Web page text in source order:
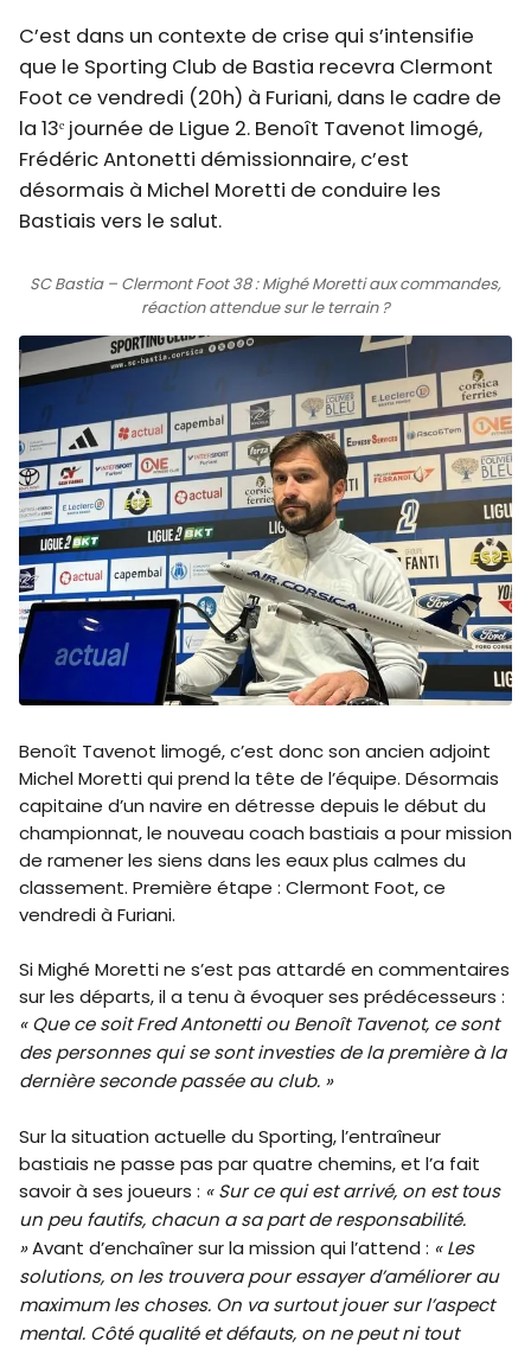
C’est dans un contexte de crise qui s’intensifie
que le Sporting Club de Bastia recevra Clermont
Foot ce vendredi (20h) à Furiani, dans le cadre de
la 13ᵉ journée de Ligue 2. Benoît Tavenot limogé,
Frédéric Antonetti démissionnaire, c’est
désormais à Michel Moretti de conduire les
Bastiais vers le salut.
SC Bastia – Clermont Foot 38 : Mighé Moretti aux commandes,
réaction attendue sur le terrain ?
Benoît Tavenot limogé, c’est donc son ancien adjoint
Michel Moretti qui prend la tête de l’équipe. Désormais
capitaine d’un navire en détresse depuis le début du
championnat, le nouveau coach bastiais a pour mission
de ramener les siens dans les eaux plus calmes du
classement. Première étape : Clermont Foot, ce
vendredi à Furiani.
Si Mighé Moretti ne s’est pas attardé en commentaires
sur les départs, il a tenu à évoquer ses prédécesseurs :
« Que ce soit Fred Antonetti ou Benoît Tavenot, ce sont
des personnes qui se sont investies de la première à la
dernière seconde passée au club. »
Sur la situation actuelle du Sporting, l’entraîneur
bastiais ne passe pas par quatre chemins, et l’a fait
savoir à ses joueurs : « Sur ce qui est arrivé, on est tous
un peu fautifs, chacun a sa part de responsabilité.
»Avant d’enchaîner sur la mission qui l’attend : « Les
solutions, on les trouvera pour essayer d’améliorer au
maximum les choses. On va surtout jouer sur l’aspect
mental. Côté qualité et défauts, on ne peut ni tout